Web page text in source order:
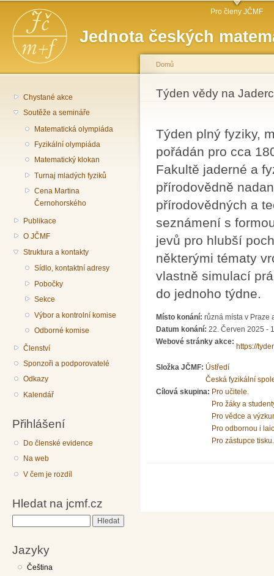
Jednota českých
Hlavní menu Pro členy JČMF
Chystané akce
Soutěže a semináře
Matematická olympiáda
Fyzikální olympiáda
Matematický klokan
Turnaj mladých fyziků
Cena Martina
Černohorského
Publikace
O JČMF
Struktura a kontakty
Sídlo, kontaktní adresy
Pobočky
Sekce
Výbor a kontrolní komise
Odborné komise
Členství
Sponzoři a podporovatelé
Odkazy
Kalendář
Přihlášení
Do členské evidence
Na web
V čem je rozdíl
Hledat na jcmf.cz
Jazyky
Čeština
Jste zde
Domů
Týden vědy na
Týden plný fyziky,
pořádán pro cca
Fakultě jaderné a
přírodovědně
přírodovědných a
seznámení s
jevů pro hlubší
některými tématy
vlastně simulací
do jednoho týdne.
Místo konání: různá místa v Praze
Datum konání: 22. Červen 2025 -
Webové stránky akce:
https://
Složka JČMF: Ústředí
Česká fyzikální
Cílová skupina: Pro učitele.
Pro žáky a
Pro vědce a
Pro odbornou i
Pro zástupce tisku.